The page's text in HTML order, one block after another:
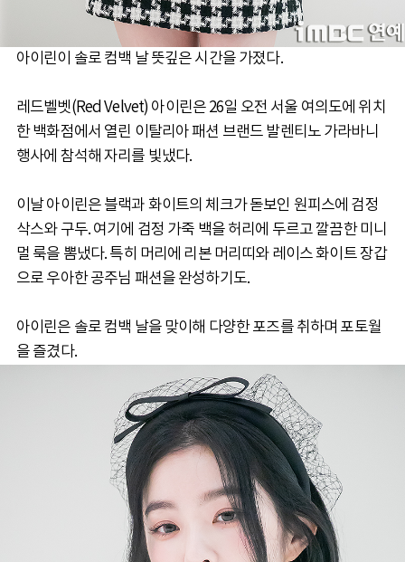
아이린이 솔로 컴백 날 뜻깊은 시간을 가졌다.
레드벨벳(Red Velvet) 아이린은 26일 오전 서울 여의도에 위치
한 백화점에서 열린 이탈리아 패션 브랜드 발렌티노 가라바니
행사에 참석해 자리를 빛냈다.
이날 아이린은 블랙과 화이트의 체크가 돋보인 원피스에 검정
삭스와 구두. 여기에 검정 가죽 백을 허리에 두르고 깔끔한 미니
멀 룩을 뽐냈다. 특히 머리에 리본 머리띠와 레이스 화이트 장갑
으로 우아한 공주님 패션을 완성하기도.
아이린은 솔로 컴백 날을 맞이해 다양한 포즈를 취하며 포토월
을 즐겼다.